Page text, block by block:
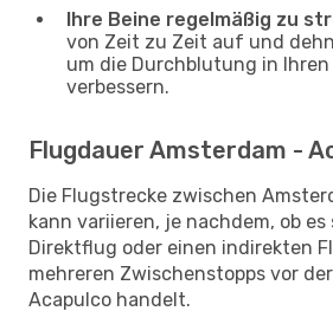
Ihre Beine regelmäßig zu
von Zeit zu Zeit auf und
um die Durchblutung in
verbessern.
Flugdauer Amsterdam -
Die Flugstrecke zwischen
kann variieren, je nachdem, ob es
Direktflug oder einen indirekten
mehreren Zwischenstopps vor
Acapulco handelt.